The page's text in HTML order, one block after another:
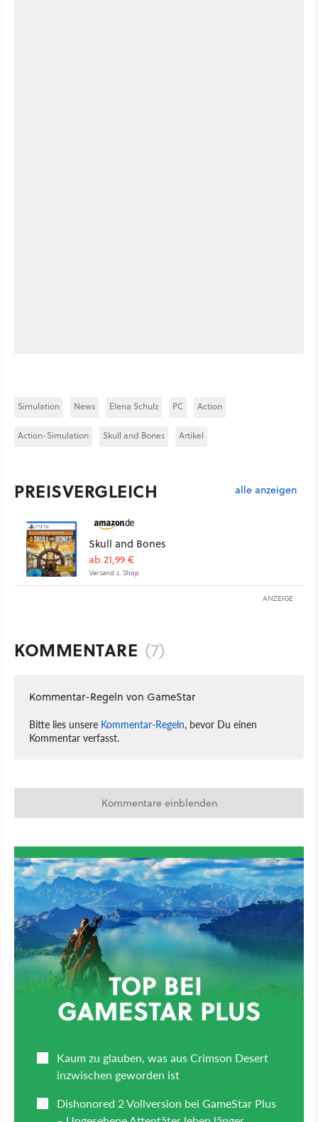
Simulation News Elena Schulz PC Action
Action-Simulation Skull and Bones Artikel
PREISVERGLEICH alle anzeigen
Skull and Bones
ab 21,99 €
Versand s. Shop
ANZEIGE
KOMMENTARE (7)
Kommentar-Regeln von GameStar
Bitte lies unsere Kommentar-Regeln, bevor Du einen
Kommentar verfasst.
Kommentare einblenden